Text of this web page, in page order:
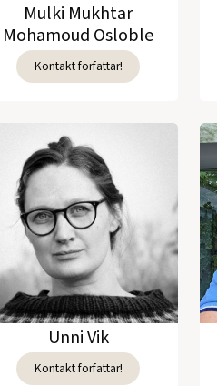
Mulki Mukhtar
Mohamoud Osloble
Kontakt forfattar!
Unni Vik
Kontakt forfattar!